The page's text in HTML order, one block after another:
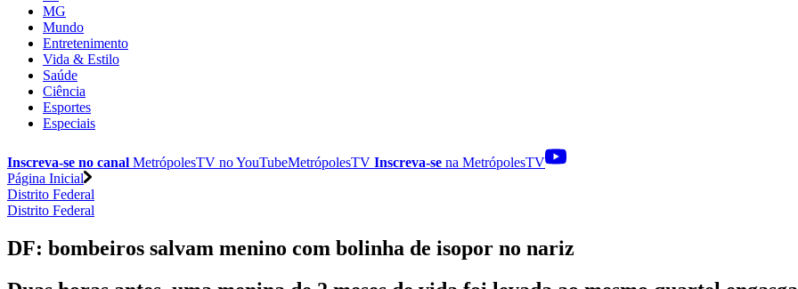
MG
Mundo
Entretenimento
Vida & Estilo
Saúde
Ciência
Esportes
Especiais
Inscreva-se no canal MetrópolesTV noYouTubeMetrópolesTV Inscreva-se na MetrópolesTV
Página Inicial
Distrito Federal
Distrito Federal
DF: bombeiros salvam menino com bolinha de isopor no nariz